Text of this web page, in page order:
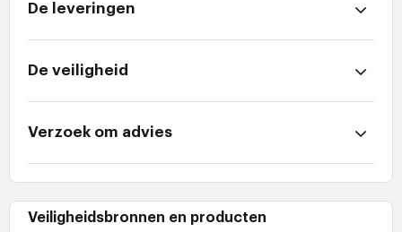
De leveringen
De veiligheid
Verzoek om advies
Veiligheidsbronnen en producten